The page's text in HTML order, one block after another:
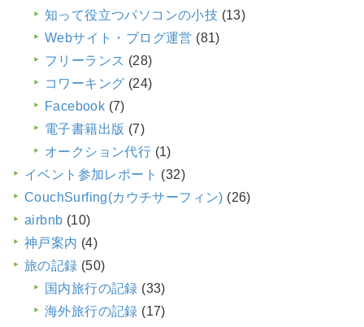
知って役立つパソコンの小技 (13)
Webサイト・ブログ運営 (81)
フリーランス (28)
コワーキング (24)
Facebook (7)
電子書籍出版 (7)
オークション代行 (1)
イベント参加レポート (32)
CouchSurfing(カウチサーフィン) (26)
airbnb (10)
神戸案内 (4)
旅の記録 (50)
国内旅行の記録 (33)
海外旅行の記録 (17)